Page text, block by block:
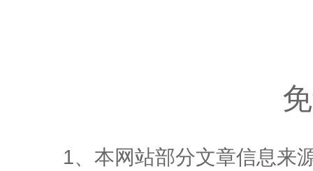
1、本网站部分文章信息来